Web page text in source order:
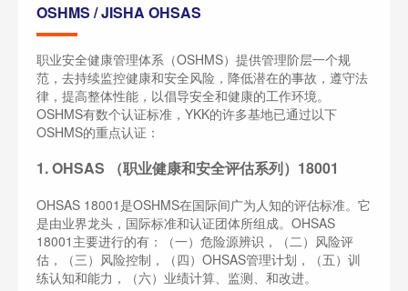
OSHMS / JISHA OHSAS
职业安全健康管理体系（OSHMS）提供管理阶层一个规
范，去持续监控健康和安全风险，降低潜在的事故，遵守法
律，提高整体性能，以倡导安全和健康的工作环境。
OSHMS有数个认证标准，YKK的许多基地已通过以下
OSHMS的重点认证：
1. OHSAS （职业健康和安全评估系列）18001
OHSAS 18001是OSHMS在国际间广为人知的评估标准。它
是由业界龙头，国际标准和认证团体所组成。OHSAS
18001主要进行的有：（一）危险源辨识，（二）风险评
估，（三）风险控制，（四）OHSAS管理计划，（五）训
练认知和能力，（六）业绩计算、监测、和改进。